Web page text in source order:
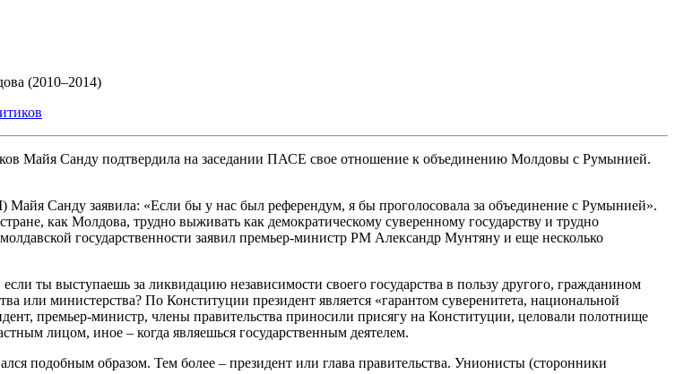
(2010–2014)
Майя Санду подтвердила на заседании ПАСЕ свое отношение к объединению Молдовы с Румынией.
Санду заявила: «Если бы у нас был референдум, я бы проголосовала за объединение с Румынией».
как Молдова, трудно выживать как демократическому суверенному государству и трудно
государственности заявил премьер-министр РМ Александр Мунтяну и еще несколько
ты выступаешь за ликвидацию независимости своего государства в пользу другого, гражданином
или министерства? По Конституции президент является «гарантом суверенитета, национальной
премьер-министр, члены правительства приносили присягу на Конституции, целовали полотнище
лицом, иное – когда являешься государственным деятелем.
подобным образом. Тем более – президент или глава правительства. Унионисты (сторонники